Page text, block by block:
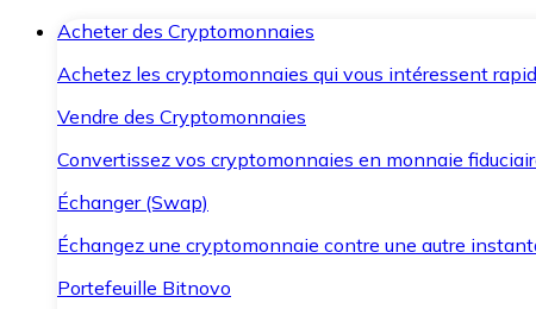
Acheter des Cryptomonnaies
Achetez les cryptomonnaies qui vous intéressent
Vendre des Cryptomonnaies
Convertissez vos cryptomonnaies en monnaie
Échanger (Swap)
Échangez une cryptomonnaie contre une autre
Portefeuille Bitnovo